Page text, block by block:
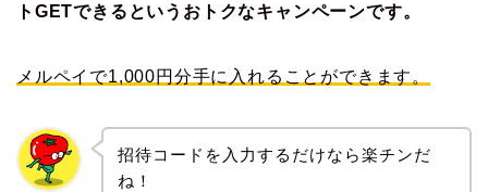
トGETできるというおトクなキャンペーンです。
メルペイで1,000円分手に入れることができます。
招待コードを入力するだけなら楽チンだ
ね！